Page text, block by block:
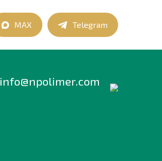
MAX Telegram
info@npolimer.com